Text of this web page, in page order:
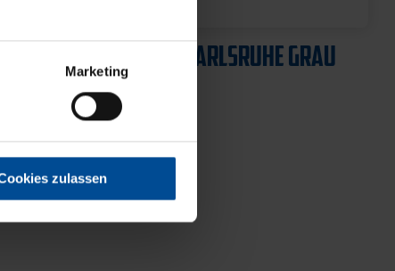
Marketing
zulassen
SWEATER KARLSRUHE GRAU
64,95 €